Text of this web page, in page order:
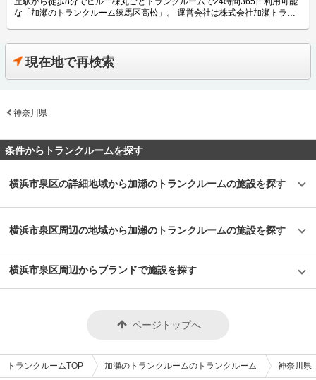
屋をご利用頂けます。お客様満足度の向上のために、設備や安全面にもこだ
2重ロックのセキュリティ体制を構築するなど、お客様に安心してご利用頂
ける施設となっています。「加瀬のトランクルーム墨田区東向島2」には専
用駐車場がございますので、遠方のお客様でもお気軽にご利用頂けます。
主にどんな方がご利用されているのでしょうか？ 周辺にお住いのお客様に
多く利用頂いております。「加瀬のトランクルーム墨田区東向島2」の周辺
明治通りに面しており、専用の駐車場も完備しているので車でお越しのお客
に24時間安心して荷物を保管頂けるように、万全なセキュリティ体制を整
えています。建物への入室には専用の鍵が必要となるほか、各部屋にも鍵を
セキュリティ体制を採用しておりますので、お客様の大切な荷物の保管にも
適しています。 費用や契約について教えてください。 月額4,400円～
既存顧客のデータを分析した価格設定を行っています。初期費用は、ご契約
月が無料となっており、翌月分の使用料と事務手数料（月額使用料の1ヶ月
どもございますので、LIFULLトランクルームから電話やメールにてお気軽
ングと合わせて、お客様の期待を超えるべく緻密に価格の計算をする。設備
お客様に還元する。これらの姿勢を徹底することで、自社の製品力を高めな
がら同社のトランクルームは同じエリアの中でも、リーズナブルな価格で提
な「加瀬のトランクルーム練馬区高松」。 運営会社は株式会社加瀬トラン
回は、株式会社加瀬トランクサービスが運営している「加瀬のトランクルー
ム練馬区高松」の特徴や利用用途の傾向、会社の想いなどをご紹介します。
加瀬のトランクルーム練馬区高松の特徴を教えてください。 加瀬のトラン
クルーム練馬区高松はビル一棟丸ごとトランクルームで24時間365日利用可
オープンしています。そのため、スモールサイズから4帖以上の大きめの部
フォーマンスと、充実したセキュリティ対策で、安心してお客様の大切な荷
物をお預かりします。 主にどんな方がご利用されているのでしょうか？ 都
が立ち並んでいるエリアです。そのため、30代後半～50代のファミリー層
ュリティや安全面について教えてください。 新耐震基準をクリアし、24時
間365日機械警備を導入し万全のセキュリティ体制を整えています。空調・
て、解約もしやすい、お客様ファーストを考えた契約フローになっていま
使用期間の縛りを無くしてキャンペーンを適用しています。月額の費用感も
帯を参考にしていますか？」という質問に対し、同社の代表の木村氏はこう
答える。「他社はあまり参考にしていない。自社の物件でお客様にご成約い
現在地で再検索
神奈川県
条件からトランクルームを探す
横浜市泉区の詳細地域から加瀬のトランクルームの施設を探す
横浜市泉区周辺の地域から加瀬のトランクルームの施設を探す
横浜市泉区周辺からブランドで施設を探す
ページトップへ
トランクルームTOP 加瀬のトランクルームのトランクルーム 神奈川県